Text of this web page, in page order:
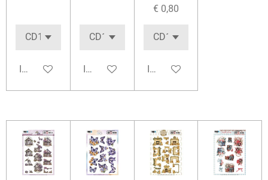
In winkelwagenIn winkelwagen
€ 0,80
In winkelwagen